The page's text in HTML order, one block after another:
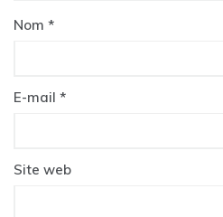
Nom *
E-mail *
Site web